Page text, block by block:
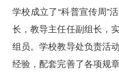
学校成立了“科普宣传周”
长，教导主任任副组长，
组员。学校教导处负责活
经验，配套完善了各项规